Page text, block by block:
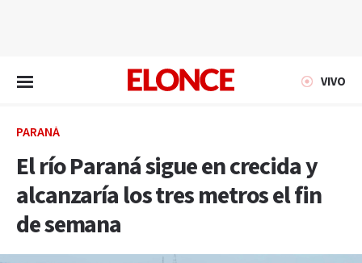
VIVO
PARANÁ
El río Paraná sigue en crecida y
alcanzaría los tres metros el fin
de semana